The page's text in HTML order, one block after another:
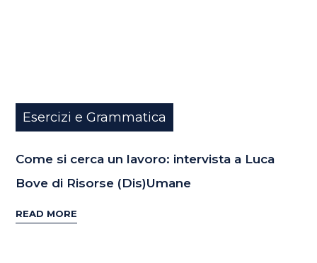
Esercizi e Grammatica
Come si cerca un lavoro: intervista a Luca
Bove di Risorse (Dis)Umane
READ MORE